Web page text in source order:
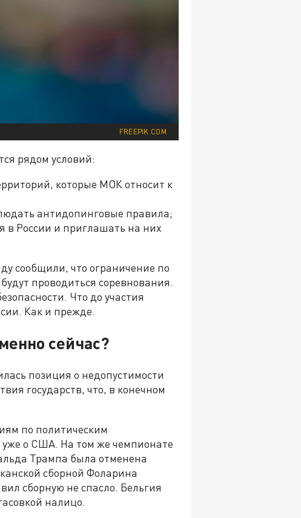
FREEPIK.COM
рядом условий:
которые МОК относит к
антидопинговые правила;
в России и приглашать на них
сообщили, что ограничение по
проводиться соревнования.
Что до участия
Как и прежде.
сейчас?
позиция о недопустимости
государств, что, в конечном
по политическим
о США. На том же чемпионате
Трампа была отменена
сборной Фоларина
сборную не спасло. Бельгия
налицо.